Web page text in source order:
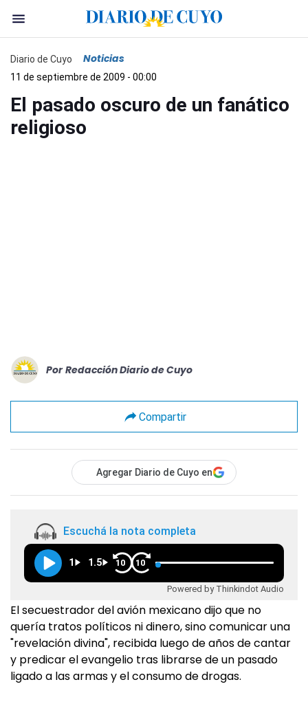
Diario de Cuyo Noticias
11 de septiembre de 2009 - 00:00
El pasado oscuro de un fanático
religioso
Por Redacción Diario de Cuyo
Compartir
Agregar Diario de Cuyo en
Escuchá la nota completa
1 1.5 10 10
Powered by Thinkindot Audio
El secuestrador del avión mexicano dijo que no
quería tratos políticos ni dinero, sino comunicar una
"revelación divina", recibida luego de años de cantar
y predicar el evangelio tras librarse de un pasado
ligado a las armas y el consumo de drogas.